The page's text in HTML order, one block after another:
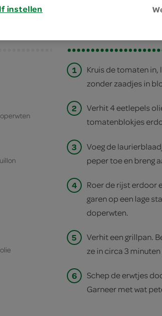
1
Kruis de tomaten in,
zonder zaadjes in
2
Verhit 4 eetlepels
tomatenblokjes
3
Voeg de
peper toe en breng
4
Roer de rijst erdoor
garen op een lage
doperwten.
5
Verhit een grillpan.
ze in circa 3
6
Schep de erwtjes
Garneer met wat
instellen